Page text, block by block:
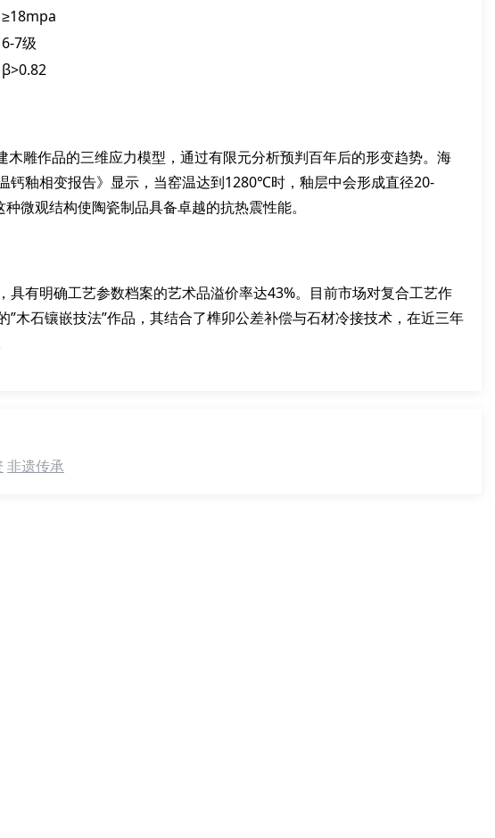
≥18mpa
6-7级
β>0.82
木雕作品的三维应力模型，通过有限元分析预判百年后的形变趋势。海
钙釉相变报告》显示，当窑温达到1280℃时，釉层中会形成直径20-
微观结构使陶瓷制品具备卓越的抗热震性能。
具有明确工艺参数档案的艺术品溢价率达43%。目前市场对复合工艺作
”木石镶嵌技法”作品，其结合了榫卯公差补偿与石材冷接技术，在近三年
非遗传承